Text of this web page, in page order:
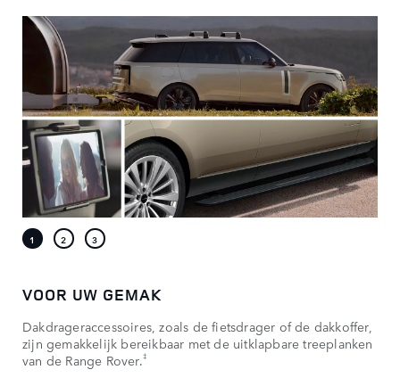
VOOR UW GEMAK
Dakdrageraccessoires, zoals de fietsdrager of de dakkoffer,
zijn gemakkelijk bereikbaar met de uitklapbare treeplanken
van de Range Rover.‡